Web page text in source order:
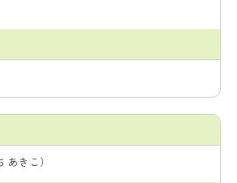
あきこ）